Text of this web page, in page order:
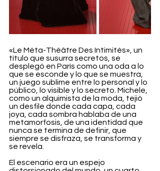
«Le Méta-Théâtre Des Intimités», un
título que susurra secretos, se
desplegó en París como una oda a lo
que se esconde y lo que se muestra,
un juego sublime entre lo personal y lo
público, lo visible y lo secreto. Michele,
como un alquimista de la moda, tejió
un desfile donde cada capa, cada
joya, cada sombra hablaba de una
metamorfosis, de una identidad que
nunca se termina de definir, que
siempre se disfraza, se transforma y
se revela.
El escenario era un espejo